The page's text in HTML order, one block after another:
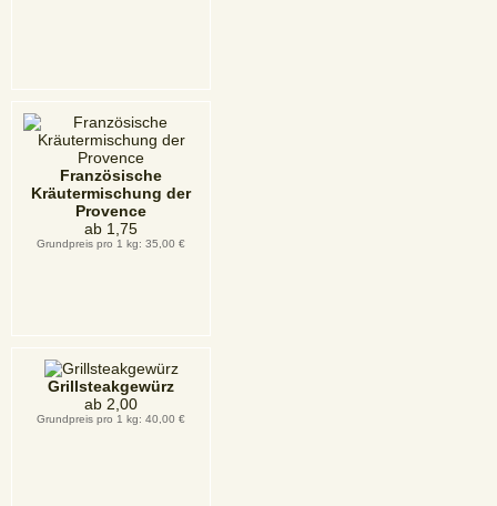
Französische
Kräutermischung der
Provence
ab 1,75
Grundpreis pro 1 kg: 35,00 €
Grillsteakgewürz
ab 2,00
Grundpreis pro 1 kg: 40,00 €